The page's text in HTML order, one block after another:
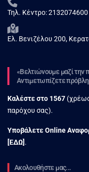
Τηλ. Κέντρο:2132074600
Ελ. Βενιζέλου 200,
«Βελτιώνουμε μαζί την
Αντιμετωπίζετε
Καλέστε στο 1567
παρόχου σας).
Υποβάλετε Online
[ΕΔΩ] .
Ακολουθήστε μας...